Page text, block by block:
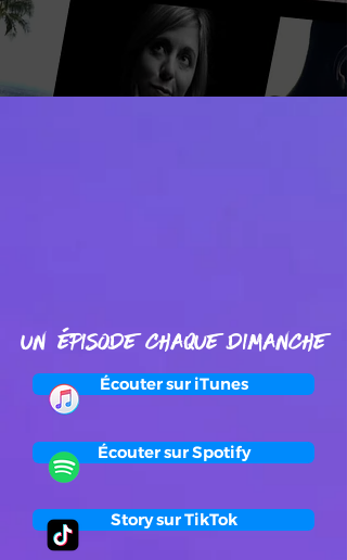
un ÉPISODE CHAQUE dimanche
Écouter sur iTunes
Écouter sur Spotify
Story sur TikTok